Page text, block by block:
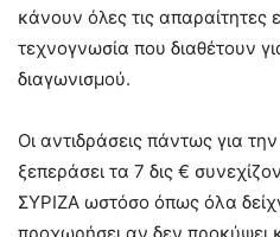
κάνουν όλες τις απαραίτητες
τεχνογνωσία που διαθέτουν
διαγωνισμού.
Οι αντιδράσεις πάντως για
ξεπεράσει τα 7 δις €
ΣΥΡΙΖΑ ωστόσο όπως όλα